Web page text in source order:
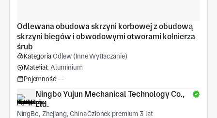
Odlewana obudowa skrzyni korbowej z obudową
skrzyni biegów i obwodowymi otworami kołnierza
śrub
KategoriaOdlew (Inne Wytłaczanie)
Materiał: Aluminium
Pojemność --
Ningbo Yujun Mechanical Technology Co.,
Ltd.
NingBo, Zhejiang, ChinaCzłonek premium 3 lat